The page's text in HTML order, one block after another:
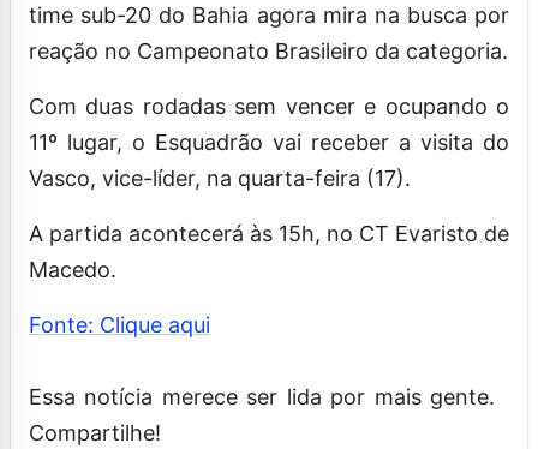
time sub-20 do Bahia agora mira na busca por
reação no Campeonato Brasileiro da categoria.
Com duas rodadas sem vencer e ocupando o
11º lugar, o Esquadrão vai receber a visita do
Vasco, vice-líder, na quarta-feira (17).
A partida acontecerá às 15h, no CT Evaristo de
Macedo.
Fonte: Clique aqui
Essa notícia merece ser lida por mais gente.
Compartilhe!